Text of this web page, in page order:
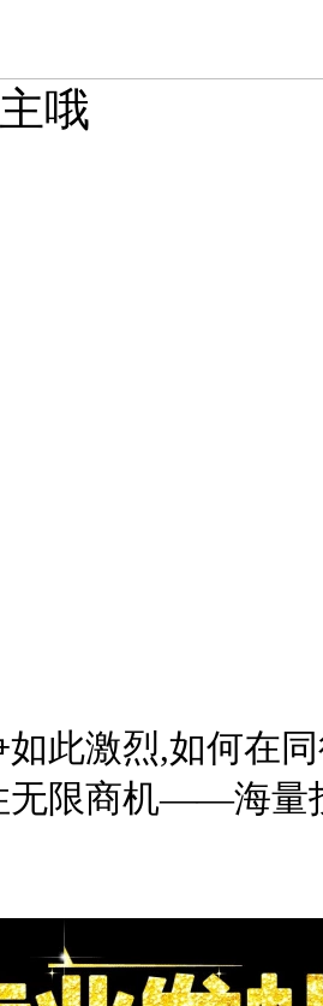
哦
此激烈,如何在
无限商机——海量